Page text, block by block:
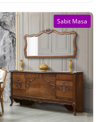
Sabit Masa